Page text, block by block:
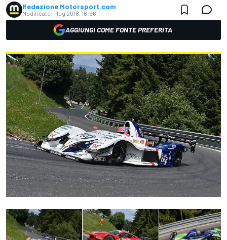
Redazione Motorsport.com
Modificato: 1 lug 2018, 16:56
AGGIUNGI COME FONTE PREFERITA